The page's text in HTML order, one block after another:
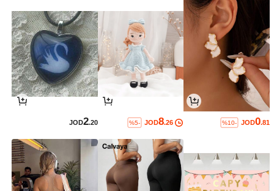
JOD0.81
%10-
JOD8.26
%5-
JOD2.20